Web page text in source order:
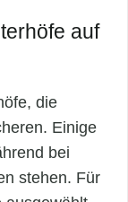
auf
die
Einige
bei
stehen. Für